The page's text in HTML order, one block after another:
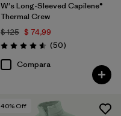
W's Long-Sleeved Capilene®
Thermal Crew
$ 125 $ 74,99
Valoración: 4.6 / 5
(50Comentarios
)
Compara
40% Off